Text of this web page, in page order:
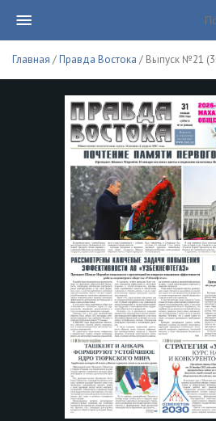
Главная /Правда Востока / Выпуск №21